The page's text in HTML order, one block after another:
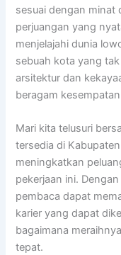
sesuai dengan minat
perjuangan yang
menjelajahi dunia
sebuah kota yang
arsitektur dan
beragam
Mari kita telusuri
tersedia di
meningkatkan
pekerjaan ini.
pembaca dapat
karier yang dapat
bagaimana
tepat.